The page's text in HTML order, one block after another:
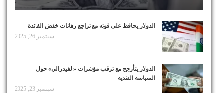
الدولار يحافظ على قوته مع تراجع رهانات خفض الفائدة
سبتمبر 26, 2025
الدولار يتأرجح مع ترقب مؤشرات «الفيدرالي» حول
السياسة النقدية
سبتمبر 23, 2025